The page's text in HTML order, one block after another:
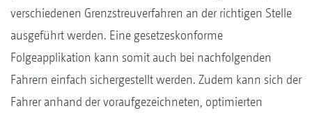
verschiedenen Grenzstreuverfahren an der richtigen Stelle
ausgeführt werden. Eine gesetzeskonforme
Folgeapplikation kann somit auch bei nachfolgenden
Fahrern einfach sichergestellt werden. Zudem kann sich der
Fahrer anhand der voraufgezeichneten, optimierten